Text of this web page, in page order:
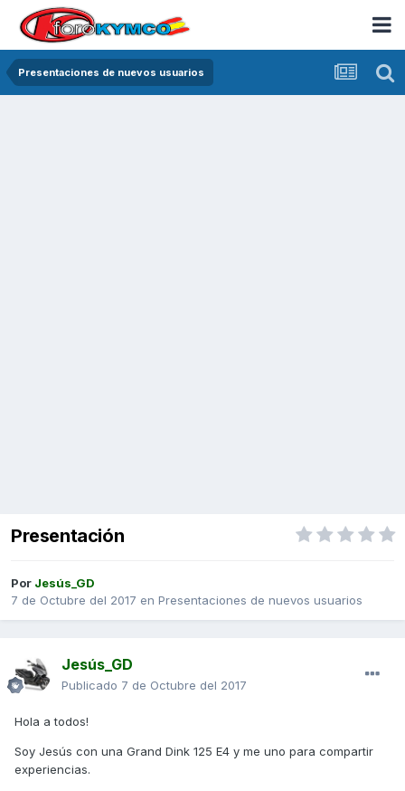
Presentaciones de nuevos usuarios
Presentación
Por Jesús_GD
7 de Octubre del 2017 en Presentaciones de nuevos usuarios
Jesús_GD
Publicado 7 de Octubre del 2017
Hola a todos!
Soy Jesús con una Grand Dink 125 E4 y me uno para compartir
experiencias.